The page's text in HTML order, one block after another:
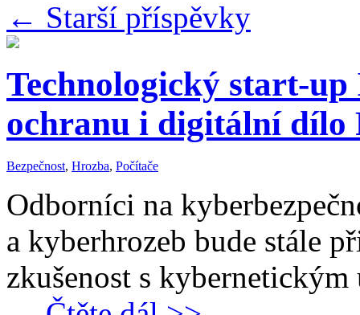
← Starší příspěvky
Technologický start-
ochranu i digitální dílo
Bezpečnost, Hrozba, Počítače
Odborníci na
a kyberhrozeb bude stále
zkušenost s